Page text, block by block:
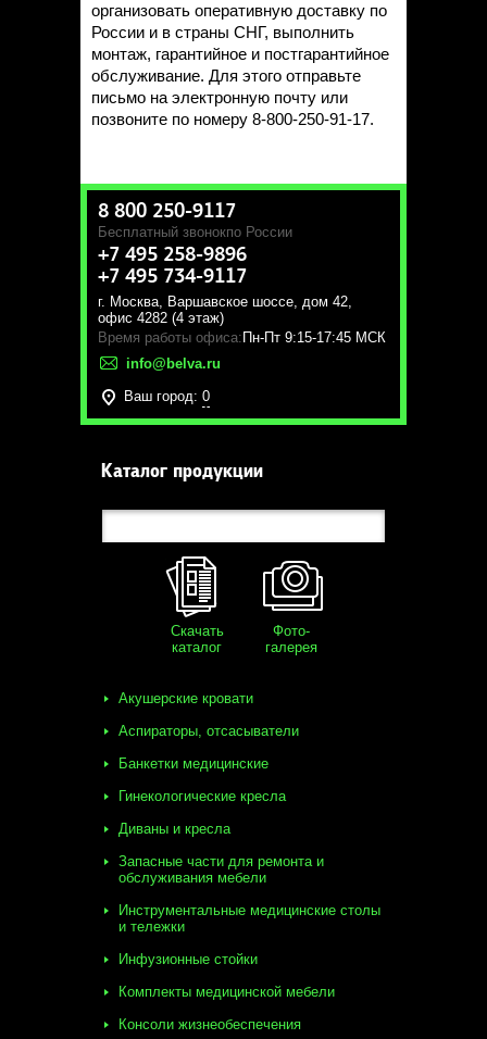
организовать оперативную доставку по
России и в страны СНГ, выполнить
монтаж, гарантийное и постгарантийное
обслуживание. Для этого отправьте
письмо на электронную почту или
позвоните по номеру 8-800-250-91-17.
8 800 250-9117
Бесплатный звонокпо России
+7 495 258-9896
+7 495 734-9117
г. Москва, Варшавское шоссе, дом 42,
офис 4282 (4 этаж)
Время работы офиса: Пн-Пт 9:15-17:45 МСК
info@belva.ru
Ваш город: 0
Каталог продукции
Скачать
каталог
Фото-
галерея
Акушерские кровати
Аспираторы, отсасыватели
Банкетки медицинские
Гинекологические кресла
Диваны и кресла
Запасные части для ремонта и
обслуживания мебели
Инструментальные медицинские столы
и тележки
Инфузионные стойки
Комплекты медицинской мебели
Консоли жизнеобеспечения